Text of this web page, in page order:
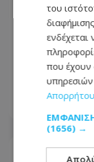
Νύχτα
620
μπαράζ
του
ενδέχεται
που έχουν
Απορρήτου
(1656) →